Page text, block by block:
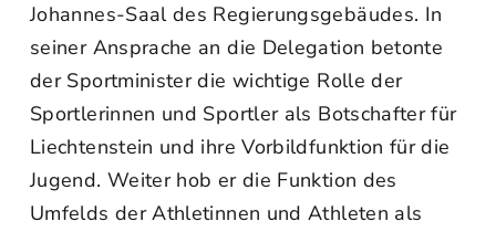
Johannes-Saal des Regierungsgebäudes. In
seiner Ansprache an die Delegation betonte
der Sportminister die wichtige Rolle der
Sportlerinnen und Sportler als Botschafter für
Liechtenstein und ihre Vorbildfunktion für die
Jugend. Weiter hob er die Funktion des
Umfelds der Athletinnen und Athleten als